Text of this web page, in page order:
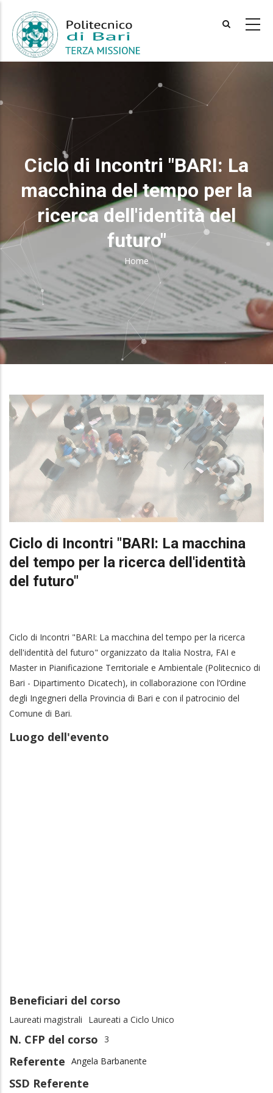
main
content
Ciclo di Incontri "BARI: La
macchina del tempo per la
ricerca dell'identità del
futuro"
Breadcrumb
Home
Ciclo di Incontri "BARI: La macchina
del tempo per la ricerca dell'identità
del futuro"
Ciclo di Incontri "BARI: La macchina del tempo per la ricerca
dell'identità del futuro" organizzato da Italia Nostra, FAI e
Master in Pianificazione Territoriale e Ambientale (Politecnico di
Bari - Dipartimento Dicatech), in collaborazione con l’Ordine
degli Ingegneri della Provincia di Bari e con il patrocinio del
Comune di Bari.
Luogo dell'evento
Beneficiari del corso
Laureati magistrali Laureati a Ciclo Unico
N. CFP del corso 3
Referente Angela Barbanente
SSD Referente